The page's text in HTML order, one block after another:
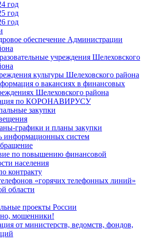
год
год
год
обеспечение Администрации
учреждения Шелеховского
культуры Шелеховского района
о вакансиях в финансовых
Шелеховского района
по КОРОНАВИРУСУ
закупки
графики и планы закупки
информационных систем
по повышению финансовой
населения
контракту
«горячих телефонных линий»
области
проекты России
мошенники!
от министерств, ведомств, фондов,